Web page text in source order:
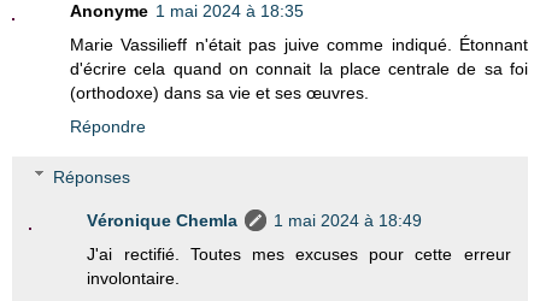
Anonyme 1 mai 2024 à 18:35
Marie Vassilieff n'était pas juive comme indiqué. Étonnant
d'écrire cela quand on connait la place centrale de sa foi
(orthodoxe) dans sa vie et ses œuvres.
Répondre
Réponses
Véronique Chemla
1 mai 2024 à 18:49
J'ai rectifié. Toutes mes excuses pour cette erreur
involontaire.